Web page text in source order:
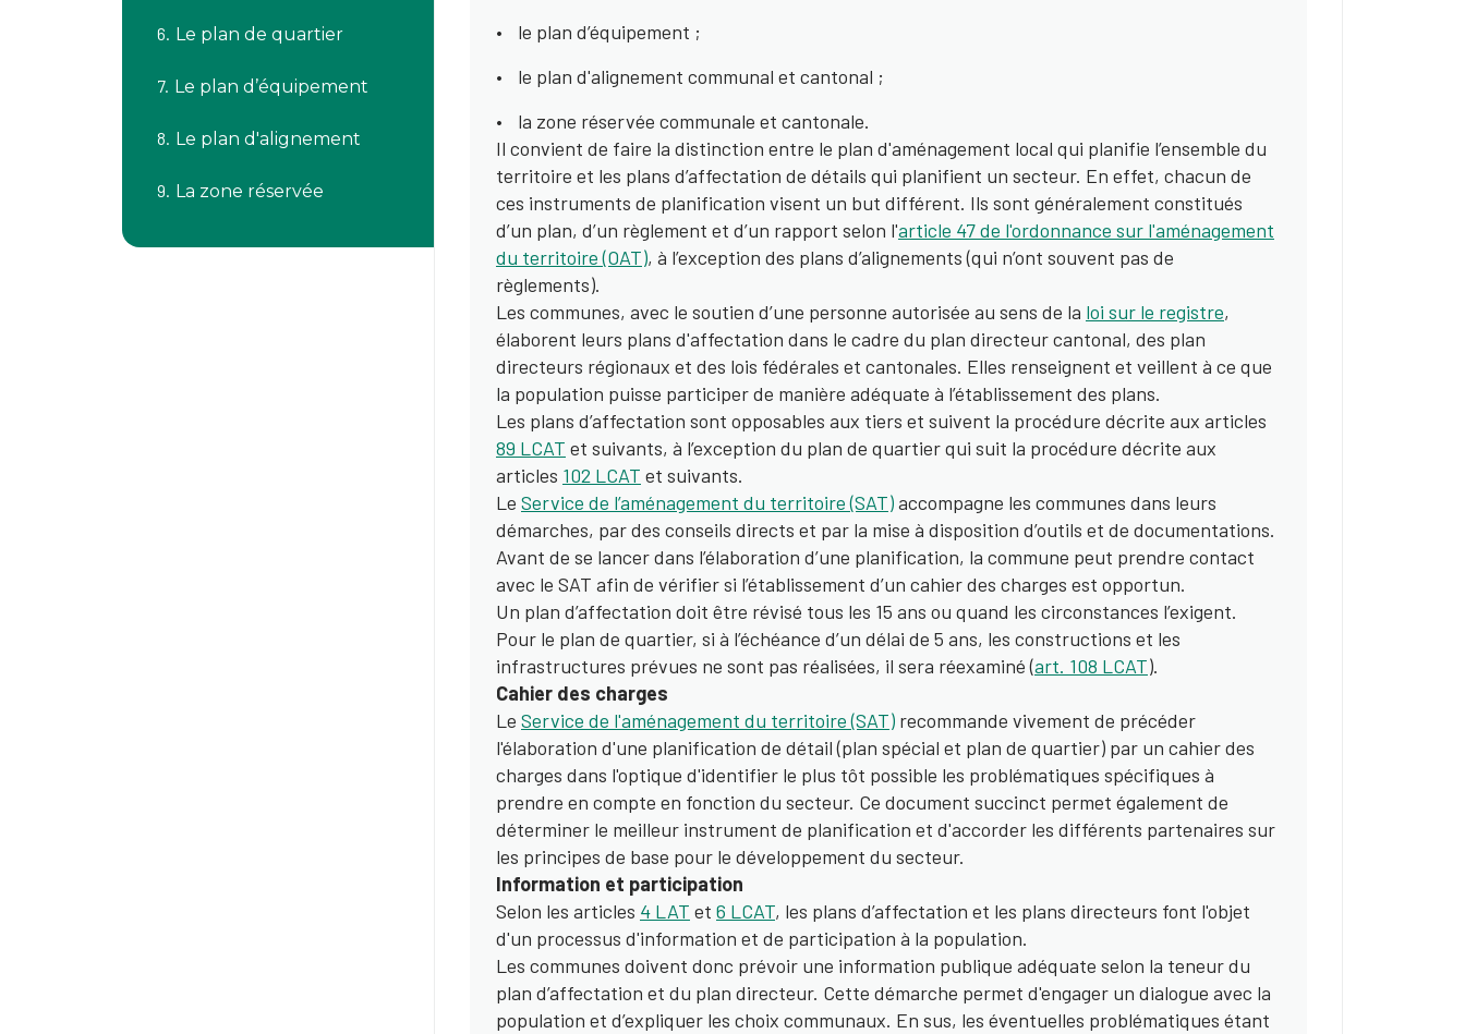
Le plan de quartier
Le plan d’équipement
Le plan d'alignement
La zone réservée
le plan d’équipement ;
le plan d'alignement communal et cantonal ;
la zone réservée communale et cantonale.
Il convient de faire la distinction entre le plan d'aménagement local qui planifie l’ensemble du
territoire et les plans d’affectation de détails qui planifient un secteur. En effet, chacun de
ces instruments de planification visent un but différent. Ils sont généralement constitués
d’un plan, d’un règlement et d’un rapport selon l'article 47 de l'ordonnance sur l'aménagement
du territoire (OAT), à l’exception des plans d’alignements (qui n’ont souvent pas de
règlements).
Les communes, avec le soutien d’une personne autorisée au sens de la loi sur le registre,
élaborent leurs plans d'affectation dans le cadre du plan directeur cantonal, des plan
directeurs régionaux et des lois fédérales et cantonales. Elles renseignent et veillent à ce que
la population puisse participer de manière adéquate à l’établissement des plans.
Les plans d’affectation sont opposables aux tiers et suivent la procédure décrite aux articles
89 LCAT et suivants, à l’exception du plan de quartier qui suit la procédure décrite aux
articles 102 LCAT et suivants.
Le Service de l’aménagement du territoire (SAT)accompagne les communes dans leurs
démarches, par des conseils directs et par la mise à disposition d’outils et de documentations.
Avant de se lancer dans l’élaboration d’une planification, la commune peut prendre contact
avec le SAT afin de vérifier si l’établissement d’un cahier des charges est opportun.
Un plan d’affectation doit être révisé tous les 15 ans ou quand les circonstances l’exigent.
Pour le plan de quartier, si à l’échéance d’un délai de 5 ans, les constructions et les
infrastructures prévues ne sont pas réalisées, il sera réexaminé (art. 108 LCAT).
Cahier des charges
Le Service de l'aménagement du territoire (SAT) recommande vivement de précéder
l'élaboration d'une planification de détail (plan spécial et plan de quartier) par un cahier des
charges dans l'optique d'identifier le plus tôt possible les problématiques spécifiques à
prendre en compte en fonction du secteur. Ce document succinct permet également de
déterminer le meilleur instrument de planification et d'accorder les différents partenaires sur
les principes de base pour le développement du secteur.
Information et participation
Selon les articles 4 LAT et 6 LCAT, les plans d’affectation et les plans directeurs font l'objet
d'un processus d'information et de participation à la population.
Les communes doivent donc prévoir une information publique adéquate selon la teneur du
plan d’affectation et du plan directeur. Cette démarche permet d'engager un dialogue avec la
population et d’expliquer les choix communaux. En sus, les éventuelles problématiques étant